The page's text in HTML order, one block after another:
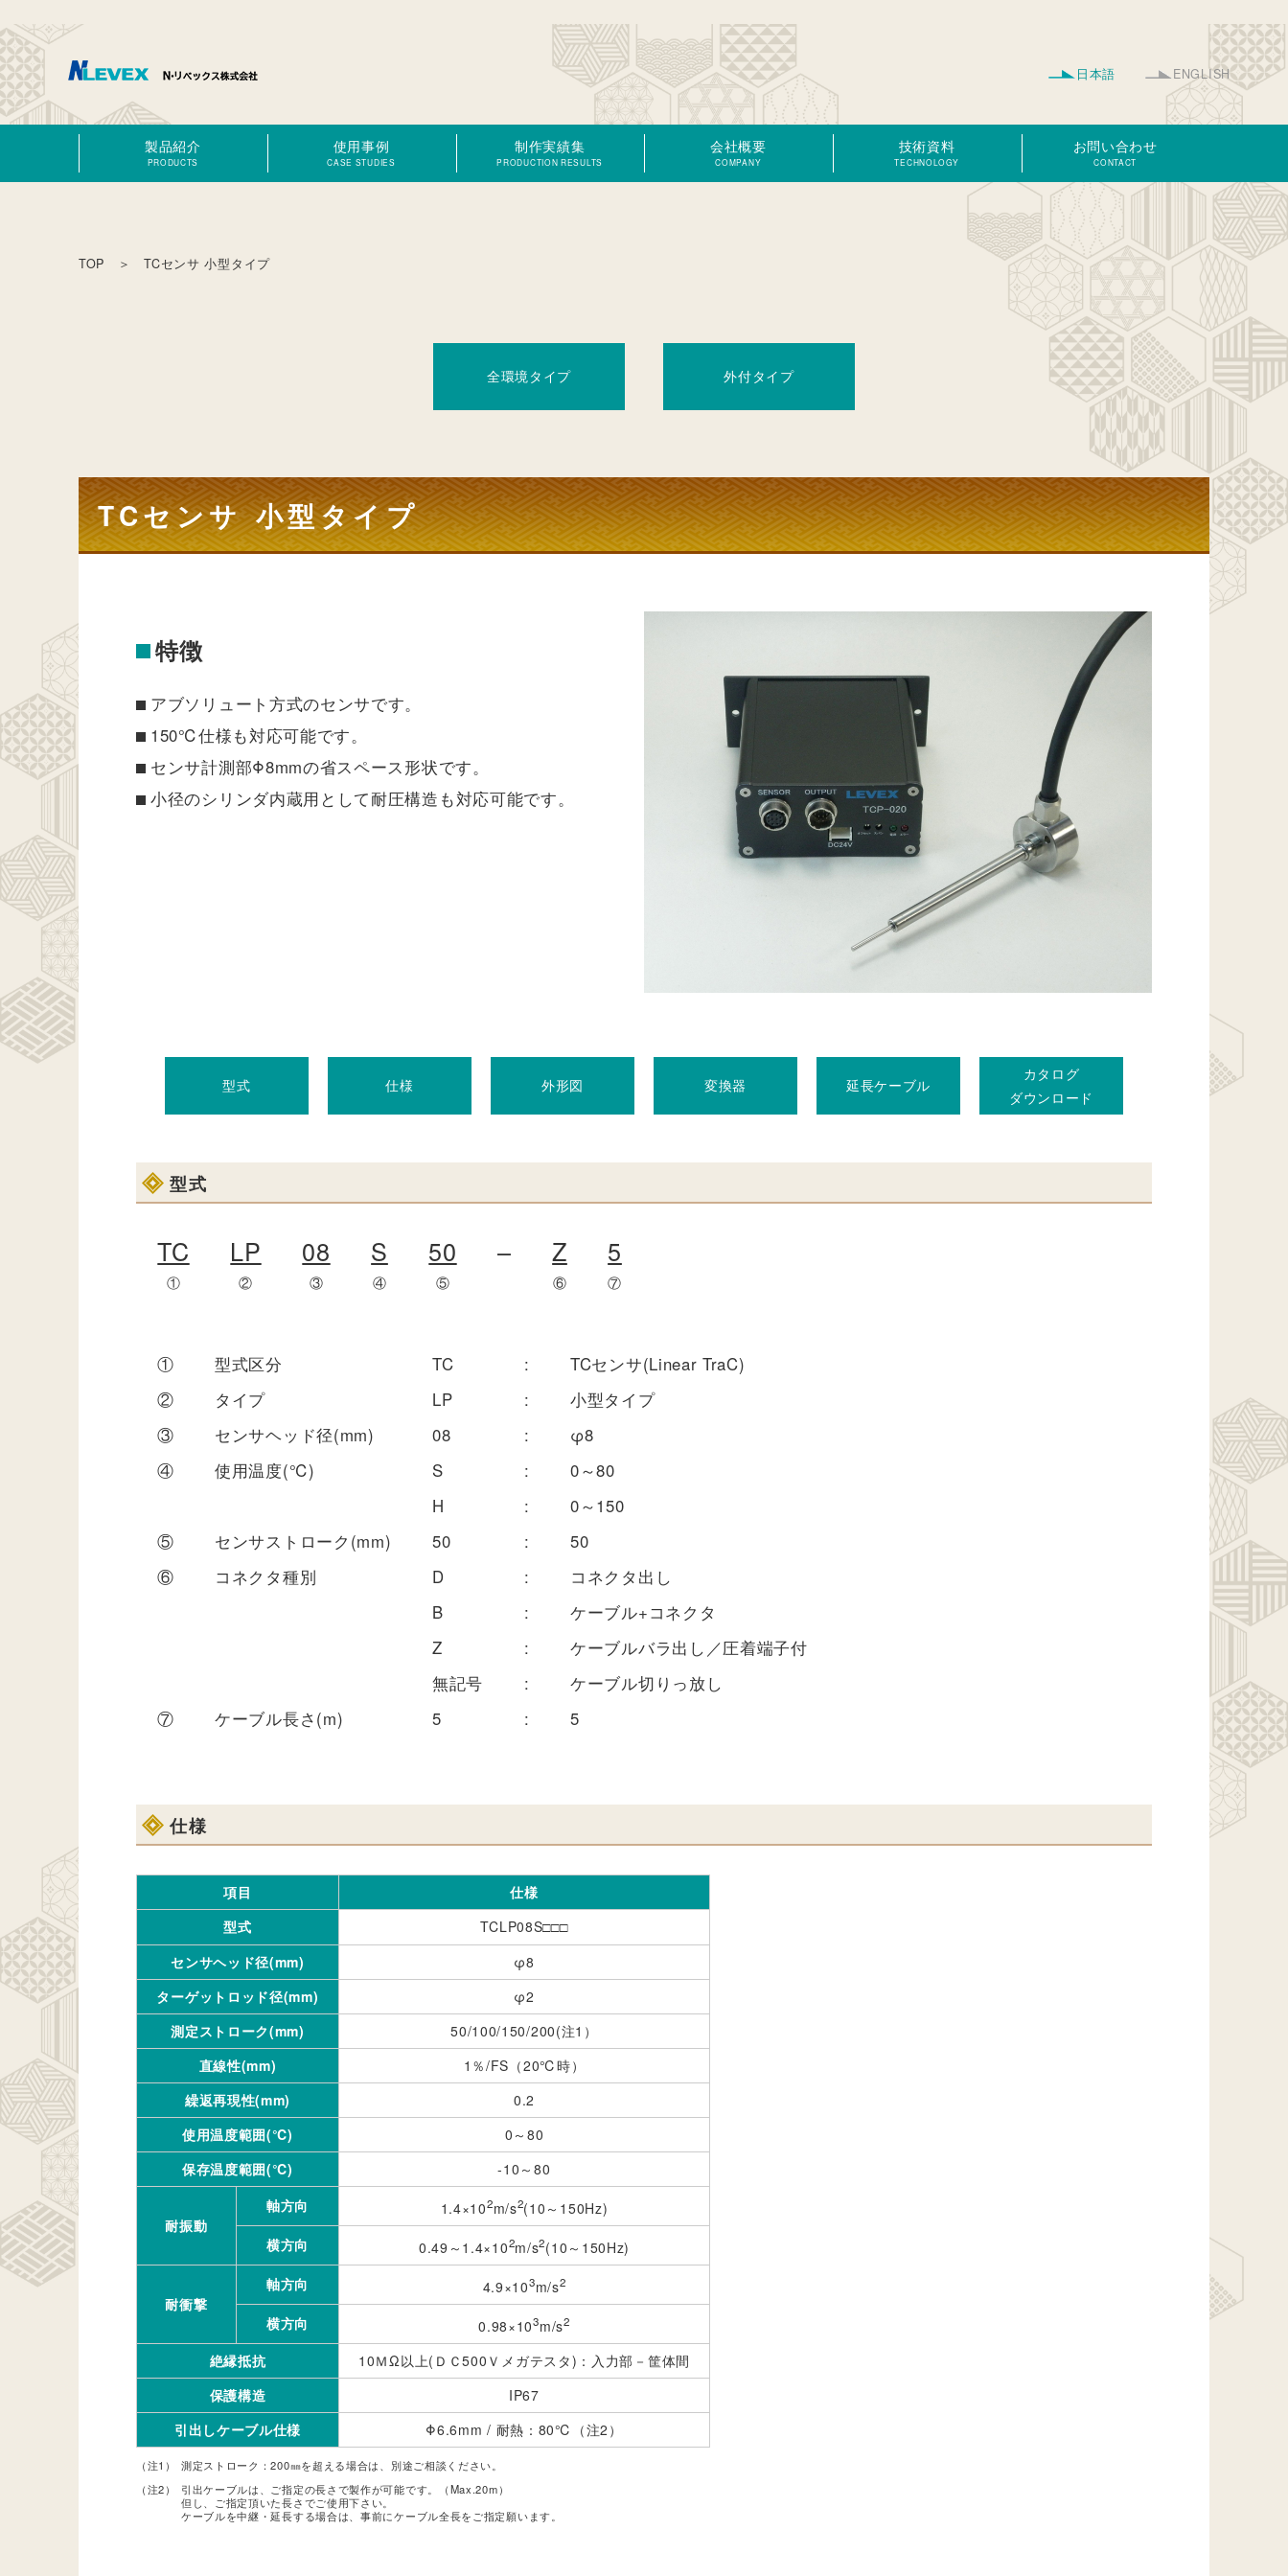
日本語 ENGLISH
製品紹介
PRODUCTS
使用事例
CASE STUDIES
制作実績集
PRODUCTION RESULTS
会社概要
COMPANY
技術資料
TECHNOLOGY
お問い合わせ
CONTACT
TOP ＞ TCセンサ 小型タイプ
全環境タイプ 外付タイプ
TCセンサ 小型タイプ
特徴
アブソリュート方式のセンサです。
150℃仕様も対応可能です。
センサ計測部Φ8mmの省スペース形状です。
小径のシリンダ内蔵用として耐圧構造も対応可能です。
型式 仕様 外形図 変換器 延長ケーブル
カタログ
ダウンロード
型式
TC LP 08 S 50 – Z 5
① ② ③ ④ ⑤ ⑥ ⑦
① 型式区分 TC :
TCセンサ(Linear TraC)
②
タイプ LP :
小型タイプ
③
センサヘッド径(mm) 08 :
φ8
④
使用温度(℃) S :
0～80
H
:
0～150
⑤
センサストローク(mm) 50 :
50
⑥
コネクタ種別 D :
コネクタ出し
B
:
ケーブル+コネクタ
Z
:
ケーブルバラ出し／圧着端子付
無記号
:
ケーブル切りっ放し
⑦
ケーブル長さ(m) 5 : 5
仕様
項目
仕様
型式
TCLP08S□□□
センサヘッド径(mm)
φ8
ターゲットロッド径(mm)
φ2
測定ストローク(mm)
50/100/150/200(注1）
直線性(mm)
1％/FS（20℃時）
繰返再現性(mm)
0.2
使用温度範囲(℃)
0～80
保存温度範囲(℃)
-10～80
耐振動
軸方向 1.4×102m/s2(10～150Hz)
横方向
0.49～1.4×102m/s2(10～150Hz)
耐衝撃
軸方向 4.9×103m/s2
横方向 0.98×103m/s2
絶縁抵抗
10ＭΩ以上(ＤＣ500Ｖメガテスタ)：入力部－筐体間
保護構造
IP67
引出しケーブル仕様
Φ6.6mm / 耐熱：80℃（注2）
（注1）
測定ストローク：200㎜を超える場合は、別途ご相談ください。
（注2）
引出ケーブルは、ご指定の長さで製作が可能です。（Max.20m）
但し、ご指定頂いた長さでご使用下さい。
ケーブルを中継・延長する場合は、事前にケーブル全長をご指定願います。